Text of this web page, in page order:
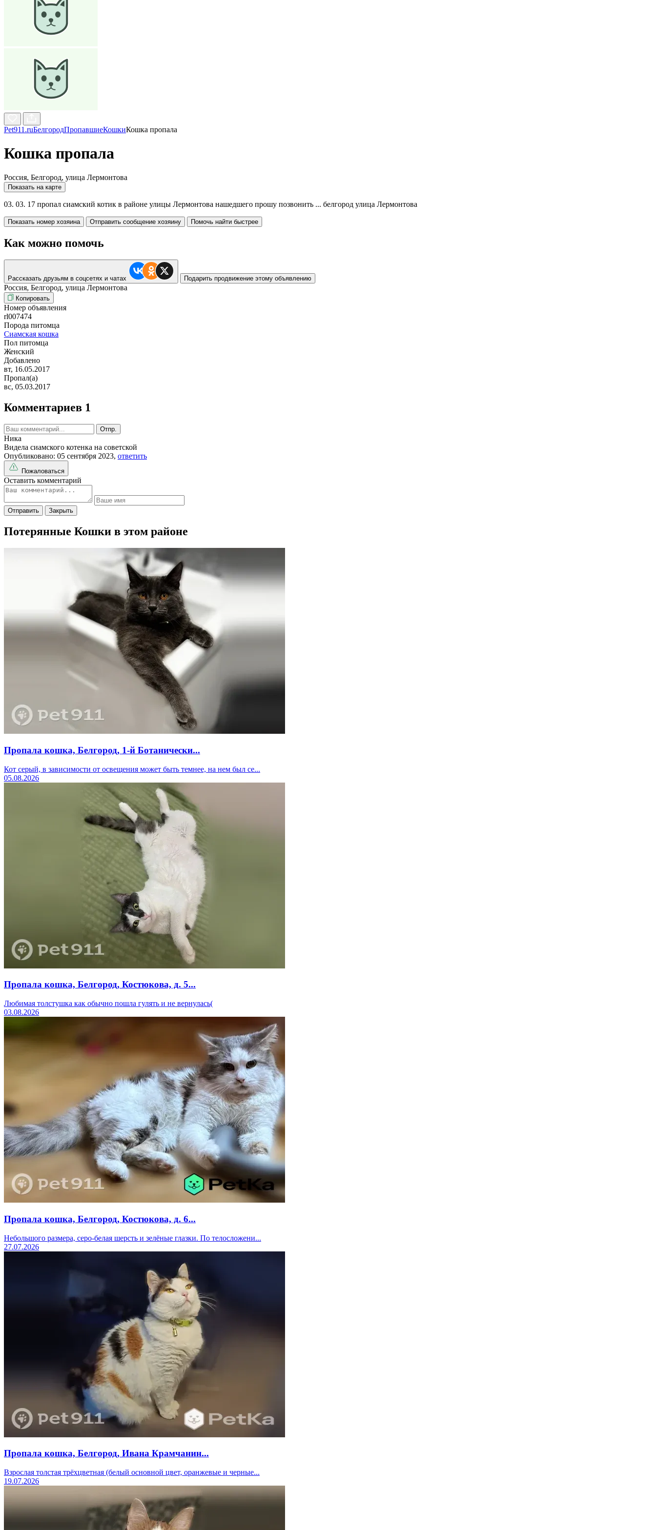
Pet911.ruБелгородПропавшиеКошкиКошка пропала
Кошка пропала
Россия, Белгород, улица Лермонтова
Показать на карте
03. 03. 17 пропал сиамский котик в районе улицы Лермонтова нашедшего прошу позвонить ... белгород улица Лермонтова
Показать номер хозяина Отправить сообщение хозяину Помочь найти быстрее
Как можно помочь
Рассказать друзьям в соцсетях и чатах Подарить продвижение этому объявлению
Россия, Белгород, улица Лермонтова
Копировать
Номер объявления
rl007474
Порода питомца
Сиамская кошка
Пол питомца
Женский
Добавлено
вт, 16.05.2017
Пропал(а)
вс, 05.03.2017
Комментариев 1
Отпр.
Ника
Видела сиамского котенка на советской
Опубликовано: 05 сентября 2023, ответить
Пожаловаться
Оставить комментарий
Отправить Закрыть
Потерянные Кошки в этом районе
Пропала кошка, Белгород, 1-й Ботанически...
Кот серый, в зависимости от освещения может быть темнее, на нем был се...
05.08.2026
Пропала кошка, Белгород, Костюкова, д. 5...
Любимая толстушка как обычно пошла гулять и не вернулась(
03.08.2026
Пропала кошка, Белгород, Костюкова, д. 6...
Небольшого размера, серо-белая шерсть и зелёные глазки. По телосложени...
27.07.2026
Пропала кошка, Белгород, Ивана Крамчанин...
Взрослая толстая трёхцветная (белый основной цвет, оранжевые и черные...
19.07.2026